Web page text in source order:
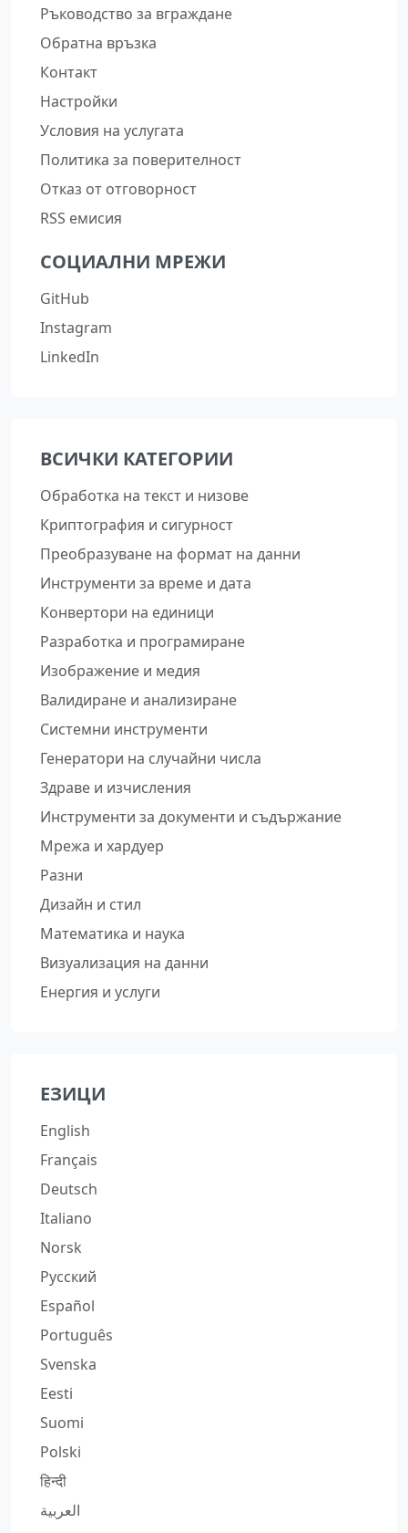
Ръководство за вграждане
Обратна връзка
Контакт
Настройки
Условия на услугата
Политика за поверителност
Отказ от отговорност
RSS емисия
СОЦИАЛНИ МРЕЖИ
GitHub
Instagram
LinkedIn
ВСИЧКИ КАТЕГОРИИ
Обработка на текст и низове
Криптография и сигурност
Преобразуване на формат на данни
Инструменти за време и дата
Конвертори на единици
Разработка и програмиране
Изображение и медия
Валидиране и анализиране
Системни инструменти
Генератори на случайни числа
Здраве и изчисления
Инструменти за документи и съдържание
Мрежа и хардуер
Разни
Дизайн и стил
Математика и наука
Визуализация на данни
Енергия и услуги
ЕЗИЦИ
English
Français
Deutsch
Italiano
Norsk
Русский
Español
Português
Svenska
Eesti
Suomi
Polski
हिन्दी
العربية